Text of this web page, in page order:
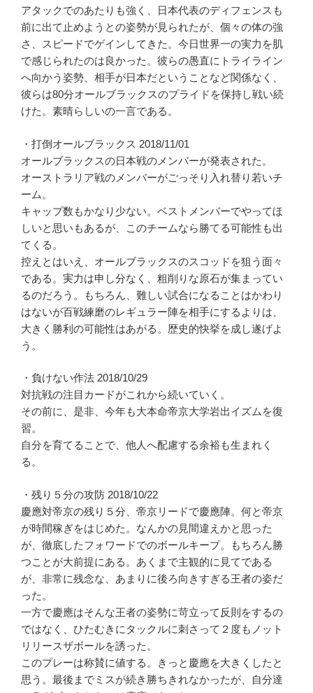
アタックでのあたりも強く、日本代表のディフェンスも
前に出て止めようとの姿勢が見られたが、個々の体の強
さ、スピードでゲインしてきた。今日世界一の実力を肌
で感じられたのは良かった。彼らの愚直にトライライン
へ向かう姿勢、相手が日本だということなど関係なく、
彼らは80分オールブラックスのプライドを保持し戦い続
けた。素晴らしいの一言である。
・打倒オールブラックス 2018/11/01
オールブラックスの日本戦のメンバーが発表された。
オーストラリア戦のメンバーがごっそり入れ替り若いチ
ーム。
キャップ数もかなり少ない。ベストメンバーでやってほ
しいと思いもあるが、このチームなら勝てる可能性も出
てくる。
控えとはいえ、オールブラックスのスコッドを狙う面々
である。実力は申し分なく、粗削りな原石が集まってい
るのだろう。もちろん、難しい試合になることはかわり
はないが百戦練磨のレギュラー陣を相手にするよりは、
大きく勝利の可能性はあがる。歴史的快挙を成し遂げよ
う。
・負けない作法 2018/10/29
対抗戦の注目カードがこれから続いていく。
その前に、是非、今年も大本命帝京大学岩出イズムを復
習。
自分を育てることで、他人へ配慮する余裕も生まれく
る。
・残り５分の攻防 2018/10/22
慶應対帝京の残り５分、帝京リードで慶應陣。何と帝京
が時間稼ぎをはじめた。なんかの見間違えかと思った
が、徹底したフォワードでのボールキープ。もちろん勝
つことが大前提にある。あくまで主観的に見てである
が、非常に残念な、あまりに後ろ向きすぎる王者の姿だ
った。
一方で慶應はそんな王者の姿勢に苛立って反則をするの
ではなく、ひたむきにタックルに刺さって２度もノット
リリースザボールを誘った。
このプレーは称賛に値する。きっと慶應を大きくしたと
思う。最後までミスが続き勝ちきれなかったが、自分達